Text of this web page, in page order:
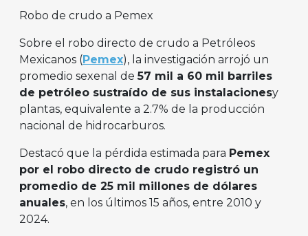
Robo de crudo a Pemex
Sobre el robo directo de crudo a Petróleos
Mexicanos (Pemex), la investigación arrojó un
promedio sexenal de57 mil a 60 mil barriles
de petróleo sustraído de sus instalacionesy
plantas, equivalente a 2.7% de la producción
nacional de hidrocarburos.
Destacó que la pérdida estimada para Pemex
por el robo directo de crudo registró un
promedio de 25 mil millones de dólares
anuales, en los últimos 15 años, entre 2010 y
2024.